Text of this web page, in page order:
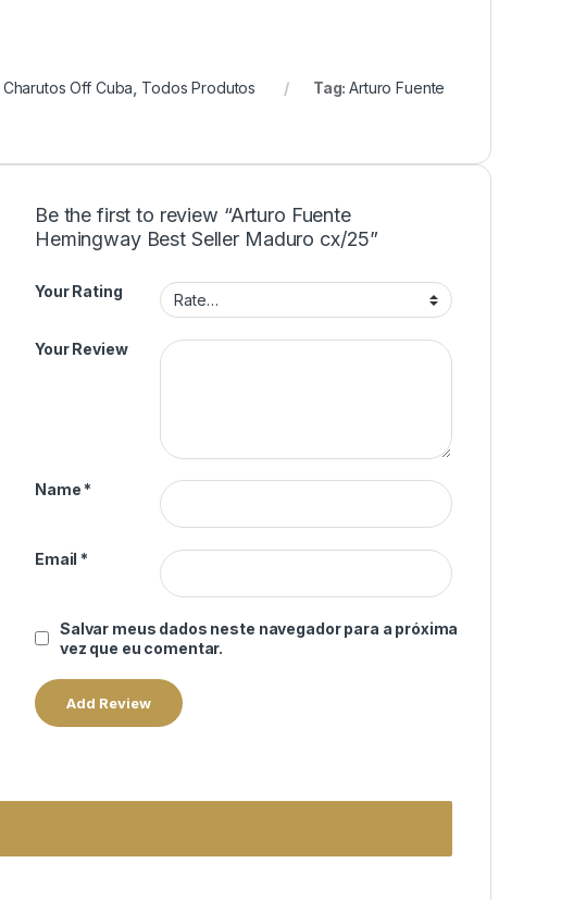
Charutos Off Cuba Todos Produtos Tag:Arturo Fuente
Be the first to review “Arturo Fuente
Hemingway Best Seller Maduro cx/25”
Your Rating
Your Review
Name *
Email *
Salvar meus dados neste navegador para a próxima
vez que eu comentar.